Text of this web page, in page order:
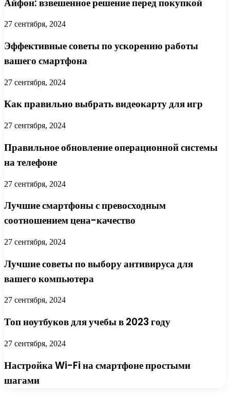
27 сентября, 2024
Эффективные советы по ускорению работы
вашего смартфона
27 сентября, 2024
Как правильно выбрать видеокарту для игр
27 сентября, 2024
Правильное обновление операционной системы
на телефоне
27 сентября, 2024
Лучшие смартфоны с превосходным
соотношением цена-качество
27 сентября, 2024
Лучшие советы по выбору антивируса для
вашего компьютера
27 сентября, 2024
Топ ноутбуков для учебы в 2023 году
27 сентября, 2024
Настройка Wi-Fi на смартфоне простыми
шагами